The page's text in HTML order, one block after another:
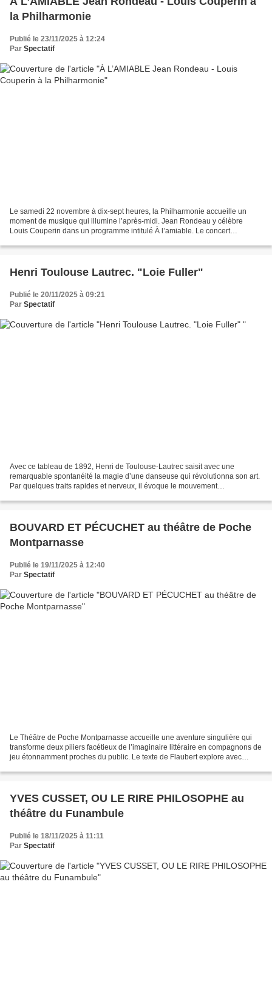
la Philharmonie
Publié le 23/11/2025 à 12:24
Par Spectatif
Le samedi 22 novembre à dix-sept heures, la Philharmonie accueille un
moment de musique qui illumine l’après-midi. Jean Rondeau y célèbre
Louis Couperin dans un programme intitulé À l’amiable. Le concert
Henri Toulouse Lautrec. "Loie Fuller"
Publié le 20/11/2025 à 09:21
Par Spectatif
Avec ce tableau de 1892, Henri de Toulouse-Lautrec saisit avec une
remarquable spontanéité la magie d’une danseuse qui révolutionna son art.
Par quelques traits rapides et nerveux, il évoque le mouvement
BOUVARD ET PÉCUCHET au théâtre de Poche
Montparnasse
Publié le 19/11/2025 à 12:40
Par Spectatif
Le Théâtre de Poche Montparnasse accueille une aventure singulière qui
transforme deux piliers facétieux de l’imaginaire littéraire en compagnons de
jeu étonnamment proches du public. Le texte de Flaubert explore avec
YVES CUSSET, OU LE RIRE PHILOSOPHE au
théâtre du Funambule
Publié le 18/11/2025 à 11:11
Par Spectatif